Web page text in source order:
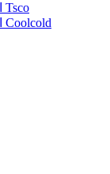
استند و پایه خنک کننده Tsco
استند و پایه خنک کننده Coolcold